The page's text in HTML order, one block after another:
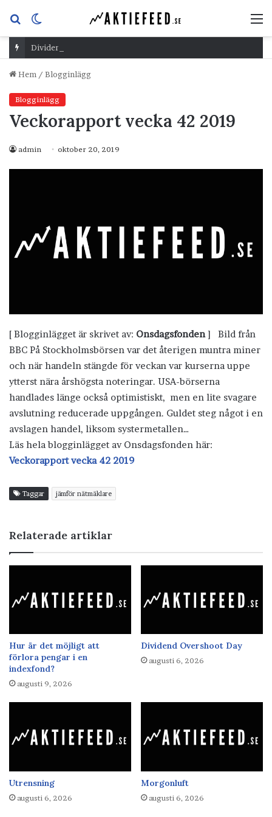
Sök
efterskin
Dividend Overshoot Day
Hem / Blogginlägg
Blogginlägg
Veckorapport vecka 42 2019
admin oktober 20, 2019
[ Blogginlägget är skrivet av: Onsdagsfonden] Bild från
BBC På Stockholmsbörsen var det återigen muntra miner
och när handeln stängde för veckan var kurserna uppe
ytterst nära årshögsta noteringar. USA-börserna
handlades länge också optimistiskt, men en lite svagare
avslutning reducerade uppgången. Guldet steg något i en
avslagen handel, liksom systermetallen…
Läs hela blogginlägget av Onsdagsfonden här:
Veckorapport vecka 42 2019
Taggar jämför nätmäklare
Relaterade artiklar
Hur är det möjligt att
förlora pengar i en
indexfond?
augusti 9, 2026
Dividend Overshoot Day
augusti 6, 2026
Utrensning
augusti 6, 2026
Morgonluft
augusti 6, 2026